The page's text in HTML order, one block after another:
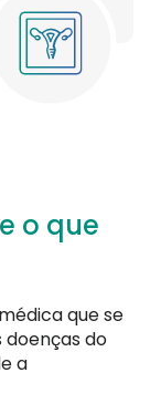
o que
que se
do
a